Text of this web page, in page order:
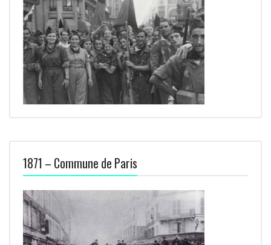
1871 – Commune de Paris